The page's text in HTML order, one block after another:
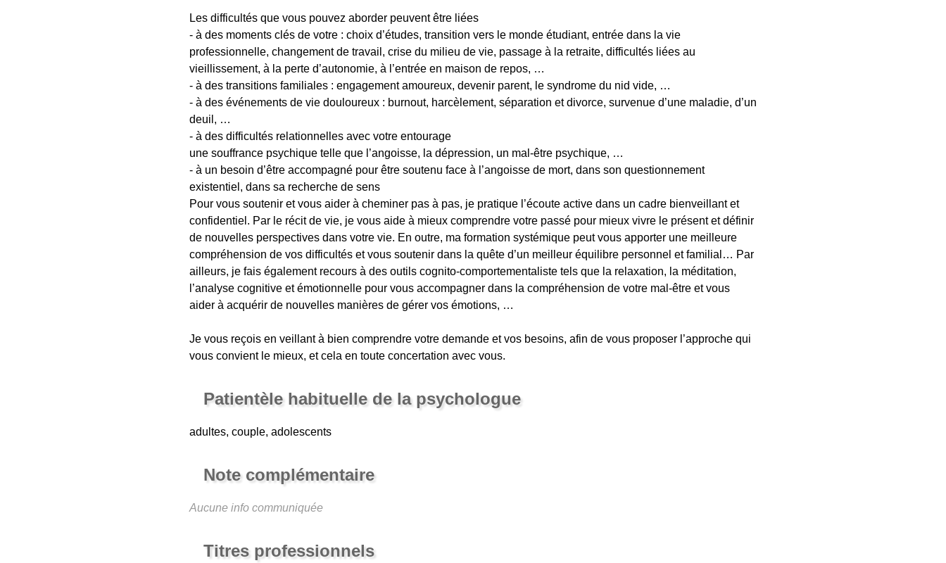
Les difficultés que vous pouvez aborder peuvent être liées
- à des moments clés de votre : choix d’études, transition vers le monde étudiant, entrée dans la vie
professionnelle, changement de travail, crise du milieu de vie, passage à la retraite, difficultés liées au
vieillissement, à la perte d’autonomie, à l’entrée en maison de repos, …
- à des transitions familiales : engagement amoureux, devenir parent, le syndrome du nid vide, …
- à des événements de vie douloureux : burnout, harcèlement, séparation et divorce, survenue d’une maladie, d’un
deuil, …
- à des difficultés relationnelles avec votre entourage
une souffrance psychique telle que l’angoisse, la dépression, un mal-être psychique, …
- à un besoin d’être accompagné pour être soutenu face à l’angoisse de mort, dans son questionnement
existentiel, dans sa recherche de sens
Pour vous soutenir et vous aider à cheminer pas à pas, je pratique l’écoute active dans un cadre bienveillant et
confidentiel. Par le récit de vie, je vous aide à mieux comprendre votre passé pour mieux vivre le présent et définir
de nouvelles perspectives dans votre vie. En outre, ma formation systémique peut vous apporter une meilleure
compréhension de vos difficultés et vous soutenir dans la quête d’un meilleur équilibre personnel et familial… Par
ailleurs, je fais également recours à des outils cognito-comportementaliste tels que la relaxation, la méditation,
l’analyse cognitive et émotionnelle pour vous accompagner dans la compréhension de votre mal-être et vous
aider à acquérir de nouvelles manières de gérer vos émotions, …
Je vous reçois en veillant à bien comprendre votre demande et vos besoins, afin de vous proposer l’approche qui
vous convient le mieux, et cela en toute concertation avec vous.
Patientèle habituelle de la psychologue
adultes, couple, adolescents
Note complémentaire
Aucune info communiquée
Titres professionnels